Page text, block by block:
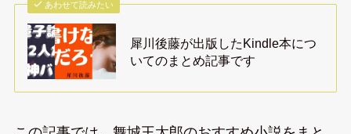
あわせて読みたい
犀川後藤が出版したKindle本につ
いてのまとめ記事です